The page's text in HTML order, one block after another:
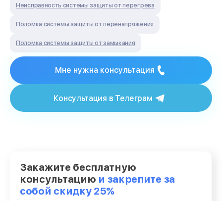
Неисправность системы защиты от перегрева
Поломка системы защиты от перенапряжения
Поломка системы защиты от замыкания
Мне нужна консультация
Консультация в Телеграм
Закажите бесплатную
консультацию и закрепите за
собой скидку 25%